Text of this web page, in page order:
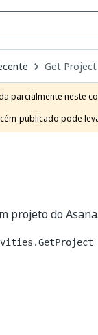
Get Project
parcialmente neste
publicado pode
projeto do Asana.